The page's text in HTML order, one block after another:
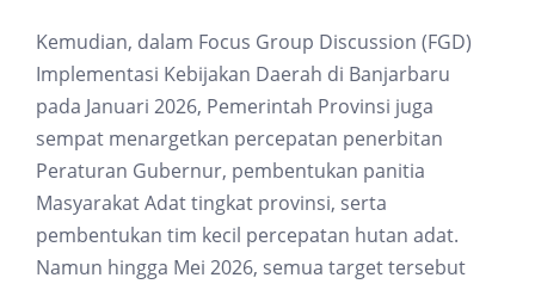
Kemudian, dalam Focus Group Discussion (FGD)
Implementasi Kebijakan Daerah di Banjarbaru
pada Januari 2026, Pemerintah Provinsi juga
sempat menargetkan percepatan penerbitan
Peraturan Gubernur, pembentukan panitia
Masyarakat Adat tingkat provinsi, serta
pembentukan tim kecil percepatan hutan adat.
Namun hingga Mei 2026, semua target tersebut